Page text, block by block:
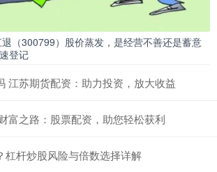
（300799）股价蒸发，是经营不善还是蓄意
登记
江苏期货配资：助力投资，放大收益
富之路：股票配资，助您轻松获利
杠杆炒股风险与倍数选择详解